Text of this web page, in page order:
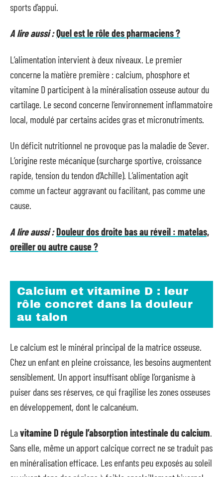
sports d’appui.
A lire aussi :Quel est le rôle des pharmaciens ?
L’alimentation intervient à deux niveaux. Le premier
concerne la matière première : calcium, phosphore et
vitamine D participent à la minéralisation osseuse autour du
cartilage. Le second concerne l’environnement inflammatoire
local, modulé par certains acides gras et micronutriments.
Un déficit nutritionnel ne provoque pas la maladie de Sever.
L’origine reste mécanique (surcharge sportive, croissance
rapide, tension du tendon d’Achille). L’alimentation agit
comme un facteur aggravant ou facilitant, pas comme une
cause.
A lire aussi :Douleur dos droite bas au réveil : matelas,
oreiller ou autre cause ?
Calcium et vitamine D : leur
rôle concret dans la douleur
au talon
Le calcium est le minéral principal de la matrice osseuse.
Chez un enfant en pleine croissance, les besoins augmentent
sensiblement. Un apport insuffisant oblige l’organisme à
puiser dans ses réserves, ce qui fragilise les zones osseuses
en développement, dont le calcanéum.
Lavitamine D régule l’absorption intestinale du calcium.
Sans elle, même un apport calcique correct ne se traduit pas
en minéralisation efficace. Les enfants peu exposés au soleil